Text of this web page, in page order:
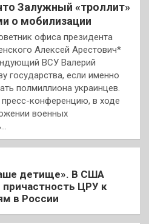
Залужный «троллит»
о мобилизации
офиса президента
Алексей Арестович*
ВСУ Валерий
государства, если именно
полмиллиона украинцев.
конференцию, в ходе
военных
детище». В США
причастность ЦРУ к
в России